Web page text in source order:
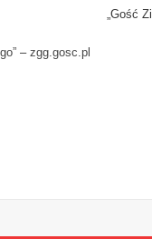
„Gość
– zgg.gosc.pl